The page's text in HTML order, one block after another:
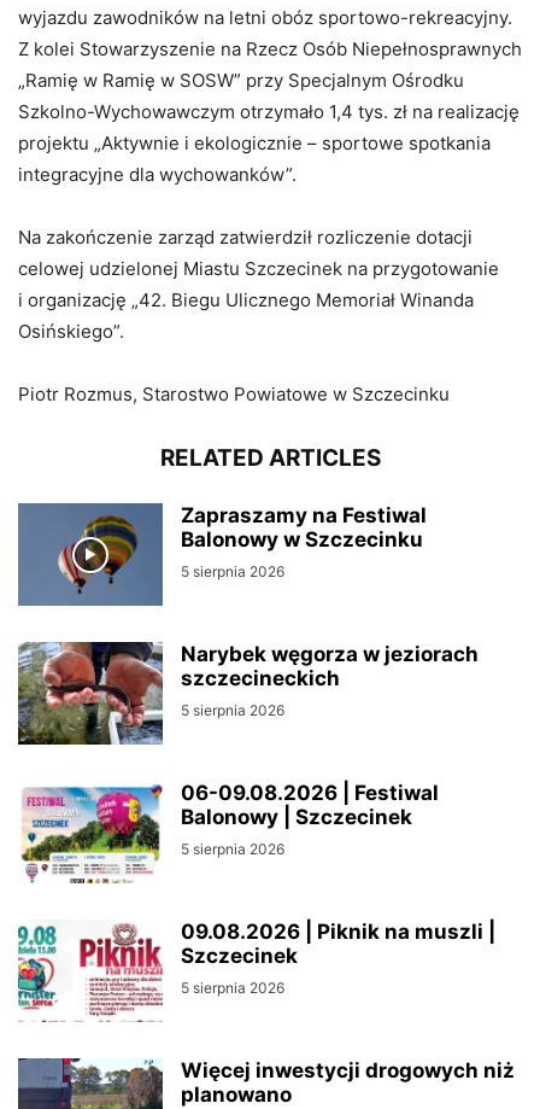
wyjazdu zawodników na letni obóz sportowo-rekreacyjny.
Z kolei Stowarzyszenie na Rzecz Osób Niepełnosprawnych
„Ramię w Ramię w SOSW” przy Specjalnym Ośrodku
Szkolno-Wychowawczym otrzymało 1,4 tys. zł na realizację
projektu „Aktywnie i ekologicznie – sportowe spotkania
integracyjne dla wychowanków”.
Na zakończenie zarząd zatwierdził rozliczenie dotacji
celowej udzielonej Miastu Szczecinek na przygotowanie
i organizację „42. Biegu Ulicznego Memoriał Winanda
Osińskiego”.
Piotr Rozmus, Starostwo Powiatowe w Szczecinku
RELATED ARTICLES
Zapraszamy na Festiwal
Balonowy w Szczecinku
5 sierpnia 2026
Narybek węgorza w jeziorach
szczecineckich
5 sierpnia 2026
06-09.08.2026 | Festiwal
Balonowy | Szczecinek
5 sierpnia 2026
09.08.2026 | Piknik na muszli |
Szczecinek
5 sierpnia 2026
Więcej inwestycji drogowych niż
planowano